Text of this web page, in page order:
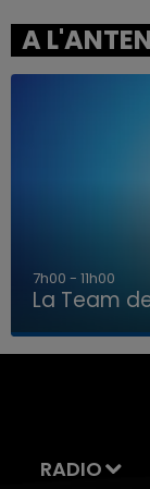
LA
A
7h00 - 11h00
La Team
RADIO